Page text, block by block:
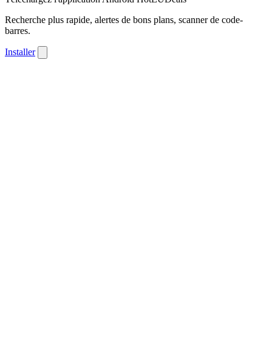
Recherche plus rapide, alertes de bons plans, scanner de code-
barres.
Installer